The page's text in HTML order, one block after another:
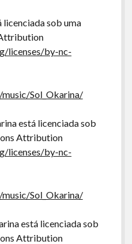
licenciada sob uma
licenses/by-nc-
Sol_Okarina/
está licenciada sob
Attribution
licenses/by-nc-
Sol_Okarina/
está licenciada sob
Attribution